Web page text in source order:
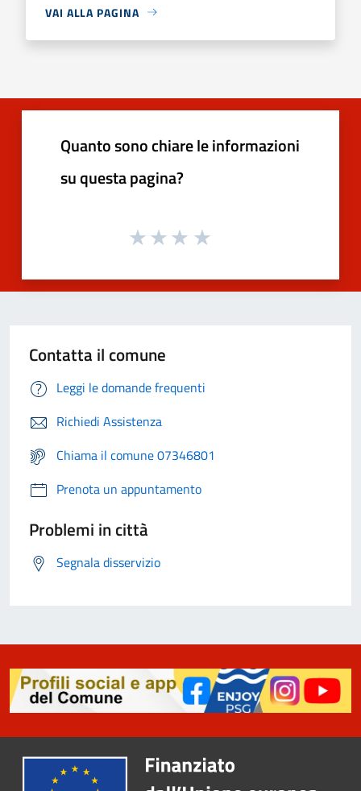
VAI ALLA PAGINA
Quanto sono chiare le informazioni
su questa pagina?
Contatta il comune
Leggi le domande frequenti
Richiedi Assistenza
Chiama il comune 07346801
Prenota un appuntamento
Problemi in città
Segnala disservizio